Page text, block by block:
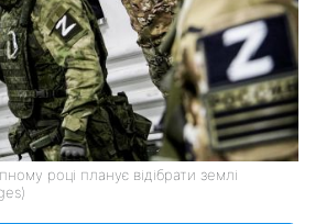
році планує відібрати землі